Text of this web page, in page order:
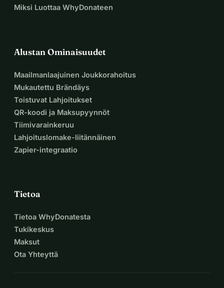
Miksi Luottaa WhyDonateen
Alustan Ominaisuudet
Maailmanlaajuinen Joukkorahoitus
Mukautettu Brändäys
Toistuvat Lahjoitukset
QR-koodi ja Maksupyynnöt
Tiimivarainkeruu
Lahjoituslomake-liitännäinen
Zapier-integraatio
Tietoa
Tietoa WhyDonatesta
Tukikeskus
Maksut
Ota Yhteyttä